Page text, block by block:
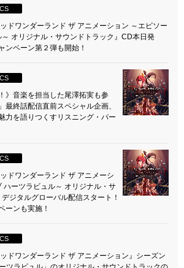
ドワンダーランド ザ アニメーション ～エピソー
～ オリジナル・サウンドトラック』CD本日発
ンペーン第２弾も開始！
》音楽を担当した尾澤拓実も参
最終話配信直前スペシャル企画、
力を語りつくすリスニング・パー
ドワンダーランド ザ アニメーシ
ハーツラビュル～ オリジナル・サ
ジタルグローバル配信スタート！
ーンも実施！
ドワンダーランド ザ アニメーション』シーズン